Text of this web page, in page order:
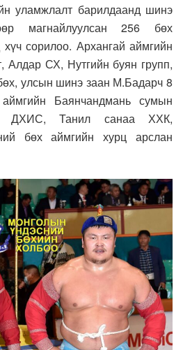
уламжлалт барилдаанд шинэ
магнайлуулсан 256 бөх
сорилоо. Архангай аймгийн
Алдар СХ, Нутгийн буян групп,
улсын шинэ заан М.Бадарч 8
Баянчандмань сумын
ДХИС, Танил санаа ХХК,
бөх аймгийн хурц арслан